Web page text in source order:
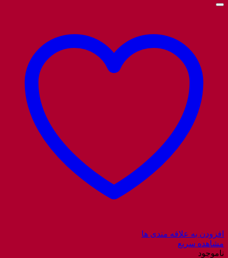
افزودن به علاقه مندی ها
مشاهده سریع
ناموجود